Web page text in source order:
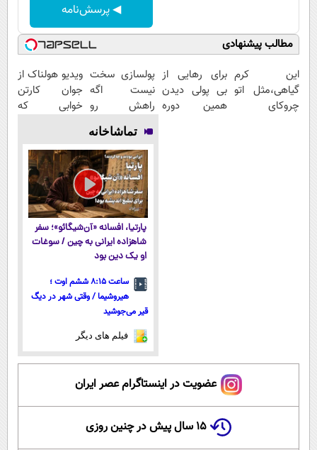
◀ پرسش‌نامه
مطالب پیشنهادی
این کرم
گیاهی،مثل اتو
چروکای
برای رهایی از
بی پولی دیدن
همین دوره
پولسازی سخت
نیست اگه
راهش رو
بدونی! " دوره
رایگان "
ویدیو هولناک از
جوان کارتن
خوابی که
تماشاخانه
پارتیا، افسانه «آن‌شیگائو»؛ سفر
شاهزاده ایرانی به چین / سوغات
او یک دین بود
ساعت ۸:۱۵ ششم اوت ؛
هیروشیما / وقتی شهر در دیگ
قیر می‌جوشید
فیلم های دیگر
عضویت در اینستاگرام عصر ایران
۱۵ سال پیش در چنین روزی